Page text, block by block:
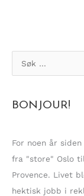
ø
e
t
e
r
:
BONJOUR!
For noen år
fra "store" Oslo
Provence. Livet
hektisk jobb i